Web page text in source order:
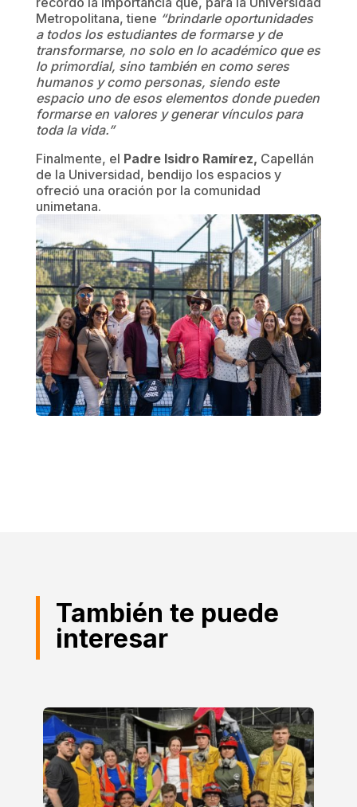
Metropolitana, tiene “brindarle oportunidades
a todos los estudiantes de formarse y de
transformarse, no solo en lo académico que es
lo primordial, sino también en como seres
humanos y como personas, siendo este
espacio uno de esos elementos donde pueden
formarse en valores y generar vínculos para
toda la vida.”
Finalmente, el Padre Isidro Ramírez, Capellán
de la Universidad, bendijo los espacios y
ofreció una oración por la comunidad
unimetana.
También te puede
interesar